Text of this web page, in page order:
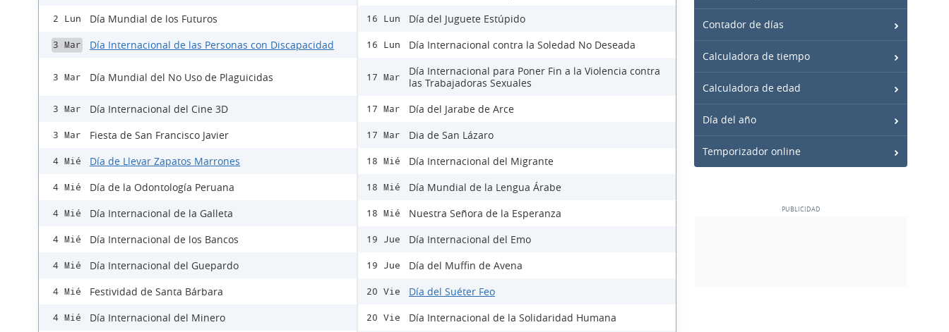
2 Lun Día Mundial de los Futuros
3 Mar Día Internacional de las Personas con Discapacidad
3 Mar Día Mundial del No Uso de Plaguicidas
3 Mar Día Internacional del Cine 3D
3 Mar Fiesta de San Francisco Javier
4 Mié Día de Llevar Zapatos Marrones
4 Mié Día de la Odontología Peruana
4 Mié Día Internacional de la Galleta
4 Mié Día Internacional de los Bancos
4 Mié Día Internacional del Guepardo
4 Mié Festividad de Santa Bárbara
4 Mié Día Internacional del Minero
16 Lun Día del Juguete Estúpido
16 Lun Día Internacional contra la Soledad No Deseada
17 Mar
Día Internacional para Poner Fin a la Violencia contra
las Trabajadoras Sexuales
17 Mar Día del Jarabe de Arce
17 Mar Dia de San Lázaro
18 Mié Día Internacional del Migrante
18 Mié Día Mundial de la Lengua Árabe
18 Mié Nuestra Señora de la Esperanza
19 Jue Día Internacional del Emo
19 Jue Día del Muffin de Avena
20 Vie Día del Suéter Feo
20 Vie Día Internacional de la Solidaridad Humana
Contador de días
Calculadora de tiempo
Calculadora de edad
Día del año
Temporizador online